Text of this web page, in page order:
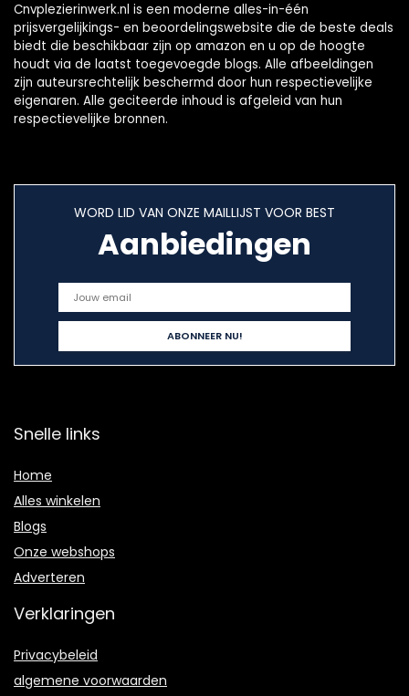
Cnvplezierinwerk.nl is een moderne alles-in-één
prijsvergelijkings- en beoordelingswebsite die de beste deals
biedt die beschikbaar zijn op amazon en u op de hoogte
houdt via de laatst toegevoegde blogs. Alle afbeeldingen
zijn auteursrechtelijk beschermd door hun respectievelijke
eigenaren. Alle geciteerde inhoud is afgeleid van hun
respectievelijke bronnen.
WORD LID VAN ONZE MAILLIJST VOOR BEST
Aanbiedingen
Snelle links
Home
Alles winkelen
Blogs
Onze webshops
Adverteren
Verklaringen
Privacybeleid
algemene voorwaarden